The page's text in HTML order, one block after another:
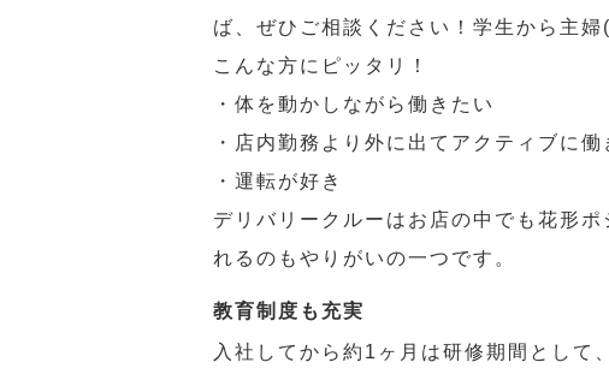
ば、ぜひご相談ください！学生から主
こんな方にピッタリ！
・体を動かしながら働きたい
・店内勤務より外に出てアクティブに働
・運転が好き
デリバリークルーはお店の中でも花形
れるのもやりがいの一つです。
教育制度も充実
入社してから約1ヶ月は研修期間として